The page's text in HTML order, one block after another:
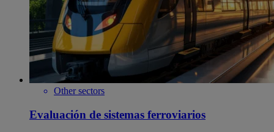
Other sectors
Evaluación de sistemas ferroviarios